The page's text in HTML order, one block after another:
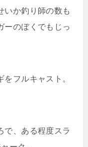
いか釣り師の数も
ーのぼくでもじっ
フルキャスト。
で、ある程度スラ